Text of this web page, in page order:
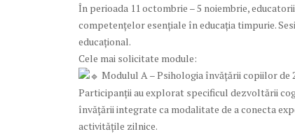
În perioada 11 octombrie – 5 noiembrie,
competențelor esențiale în educația timpurie.
educațional.
Cele mai solicitate module:
Modulul A – Psihologia învățării copiilor de
Participanții au explorat specificul dezvoltării
învățării integrate ca modalitate de a conecta
activitățile zilnice.